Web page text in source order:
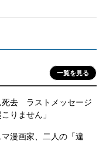
一覧を見る
死去 ラストメッセージ
りません」
漫画家、二人の「違